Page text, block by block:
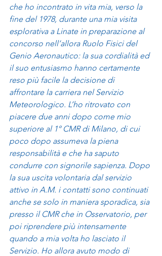
che ho incontrato in vita mia, verso la
fine del 1978, durante una mia visita
esplorativa a Linate in preparazione al
concorso nell’allora Ruolo Fisici del
Genio Aeronautico: la sua cordialità ed
il suo entusiasmo hanno certamente
reso più facile la decisione di
affrontare la carriera nel Servizio
Meteorologico. L’ho ritrovato con
piacere due anni dopo come mio
superiore al 1° CMR di Milano, di cui
poco dopo assumeva la piena
responsabilità e che ha saputo
condurre con signorile sapienza. Dopo
la sua uscita volontaria dal servizio
attivo in A.M. i contatti sono continuati
anche se solo in maniera sporadica, sia
presso il CMR che in Osservatorio, per
poi riprendere più intensamente
quando a mia volta ho lasciato il
Servizio. Ho allora avuto modo di